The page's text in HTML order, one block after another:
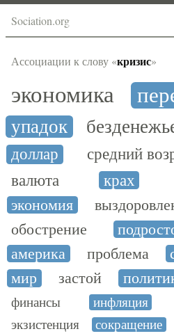
Sociation.org
Ассоциации к слову «кризис»
экономика
упадок
доллар средний
валюта
крах
экономия
обострение
америка
проблема
мир
застой
финансы инфляция
экзистенция
сокращение